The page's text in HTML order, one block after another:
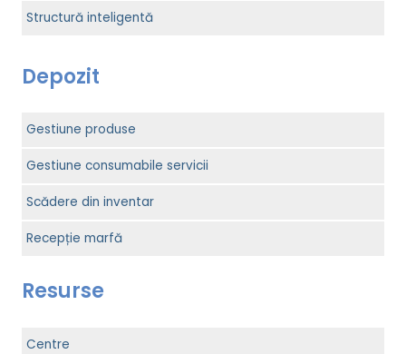
Structură inteligentă
Depozit
Gestiune produse
Gestiune consumabile servicii
Scădere din inventar
Recepție marfă
Resurse
Centre